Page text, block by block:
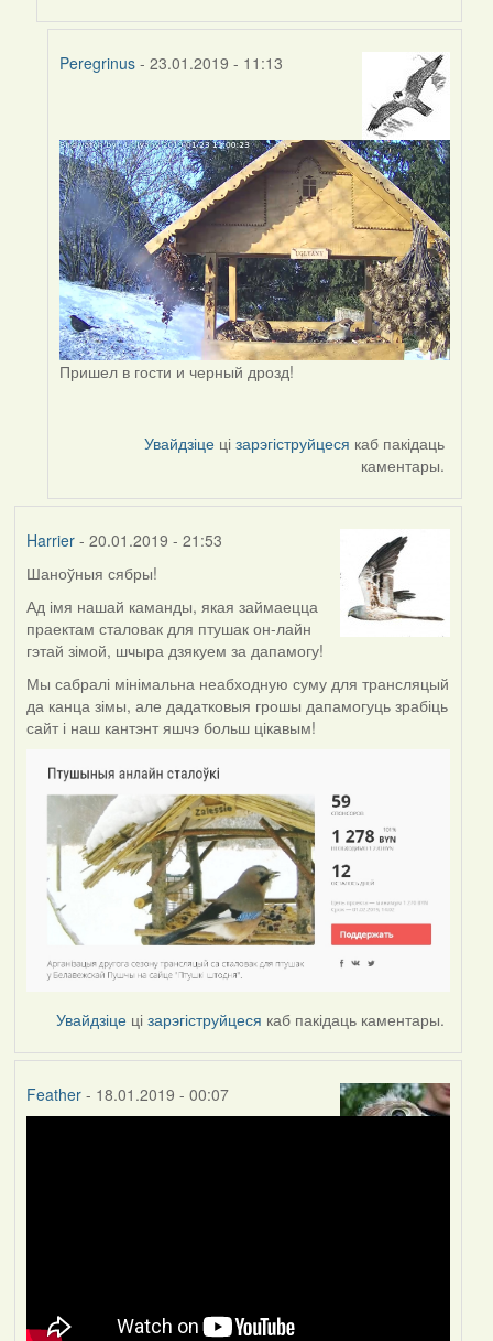
Peregrinus- 23.01.2019 - 11:13
to
by
Peregrinus
Пришел в гости и черный дрозд!
Увайдзіце цізарэгіструйцеся каб пакідаць
каментары.
Harrier- 20.01.2019 - 21:53
Шаноўныя сябры!
Ад імя нашай каманды, якая займаецца
праектам сталовак для птушак он-лайн
гэтай зімой, шчыра дзякуем за дапамогу!
Мы сабралі мінімальна неабходную суму для трансляцый
да канца зімы, але дадатковыя грошы дапамогуць зрабіць
сайт і наш кантэнт яшчэ больш цікавым!
Увайдзіце цізарэгіструйцеся каб пакідаць каментары.
Feather- 18.01.2019 - 00:07